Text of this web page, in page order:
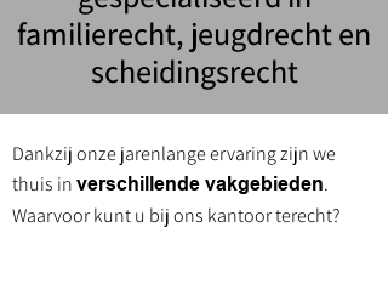
familierecht, jeugdrecht en
scheidingsrecht
Dankzij onze jarenlange ervaring zijn we
thuis in verschillende vakgebieden.
Waarvoor kunt u bij ons kantoor terecht?